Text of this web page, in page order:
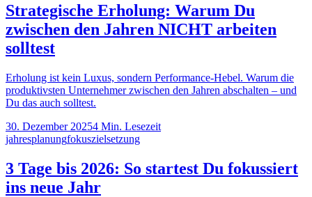
Strategische Erholung: Warum Du
zwischen den Jahren NICHT arbeiten
solltest
Erholung ist kein Luxus, sondern Performance-Hebel. Warum die
produktivsten Unternehmer zwischen den Jahren abschalten – und
Du das auch solltest.
30. Dezember 20254 Min. Lesezeit
jahresplanungfokuszielsetzung
3 Tage bis 2026: So startest Du fokussiert
ins neue Jahr